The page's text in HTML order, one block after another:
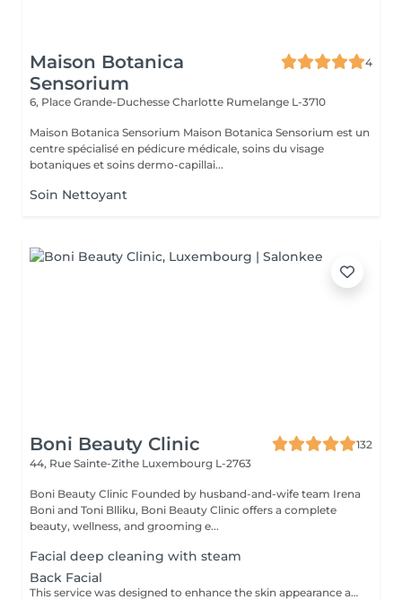
Maison Botanica
Sensorium
4
6, Place Grande-Duchesse Charlotte Rumelange L-3710
Maison Botanica Sensorium Maison Botanica Sensorium est un
centre spécialisé en pédicure médicale, soins du visage
botaniques et soins dermo-capillai...
Soin Nettoyant
Boni Beauty Clinic
132
44, Rue Sainte-Zithe Luxembourg L-2763
Boni Beauty Clinic Founded by husband-and-wife team Irena
Boni and Toni Blliku, Boni Beauty Clinic offers a complete
beauty, wellness, and grooming e...
Facial deep cleaning with steam
Back Facial
This service was designed to enhance the skin appearance and focus on any skin concerns that you may have. We start the service with the steam and hot towels cleansing.We follow with a double cleanse to remove all dirt and oil, exfoliation to help remove dead skin build up, extractions as needed, high frequency to kill acne causing bacteria, LED therapy that is customized for your specific skin concerns, a stress releasing back massage with a bacteria balancing mask is also included. We end each service with a toner, serum and moisturizer.